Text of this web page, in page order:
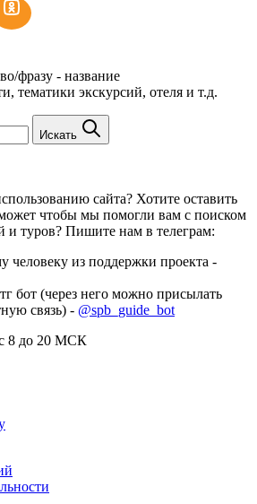
фразу - название
тематики экскурсий, отеля и т.д.
Искать
сайта? Хотите оставить
чтобы мы помогли вам с поиском
и туров? Пишите нам в телеграм:
человеку из поддержки проекта -
бот (через него можно присылать
связь) - @spb_guide_bot
8 до 20 МСК